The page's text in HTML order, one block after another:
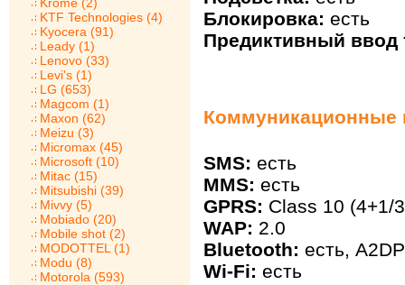
KTF Technologies (4)
Kyocera (91)
Leady (1)
Lenovo (33)
Levi's (1)
LG (653)
Magcom (1)
Maxon (62)
Meizu (3)
Micromax (45)
Microsoft (10)
Mitac (15)
Mitsubishi (39)
Mivvy (5)
Mobiado (20)
Mobile shot (2)
MODOTTEL (1)
Modu (8)
Motorola (593)
Блокировка: есть
Предиктивный ввод
Коммуникационные
SMS: есть
MMS: есть
GPRS: Class 10 (4+1/
WAP: 2.0
Bluetooth: есть, A2DP
Wi-Fi: есть